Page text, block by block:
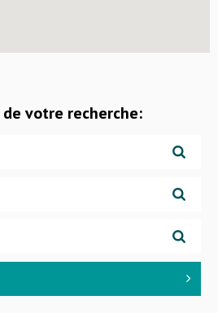
votre recherche: